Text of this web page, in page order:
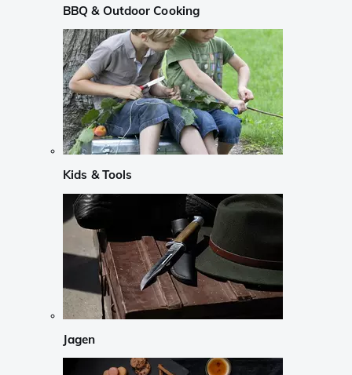
BBQ & Outdoor Cooking
Kids & Tools
Jagen